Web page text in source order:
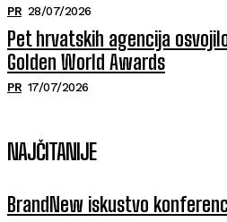
PR 28/07/2026
Pet hrvatskih agencija
Golden World Awards
PR 17/07/2026
NAJČITANIJE
BrandNew iskustvo